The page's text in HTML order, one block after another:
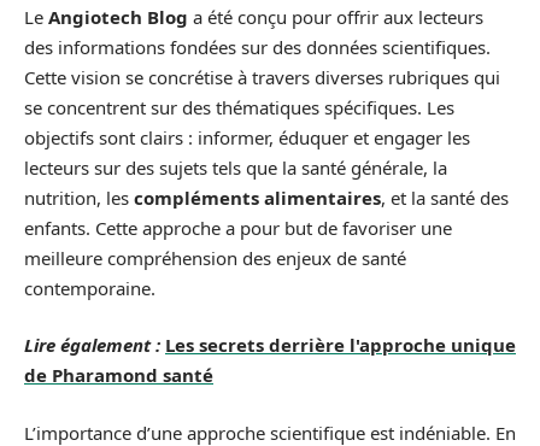
Le Angiotech Blog a été conçu pour offrir aux lecteurs
des informations fondées sur des données scientifiques.
Cette vision se concrétise à travers diverses rubriques qui
se concentrent sur des thématiques spécifiques. Les
objectifs sont clairs : informer, éduquer et engager les
lecteurs sur des sujets tels que la santé générale, la
nutrition, les compléments alimentaires, et la santé des
enfants. Cette approche a pour but de favoriser une
meilleure compréhension des enjeux de santé
contemporaine.
Lire également : Les secrets derrière l'approche unique
de Pharamond santé
L’importance d’une approche scientifique est indéniable. En